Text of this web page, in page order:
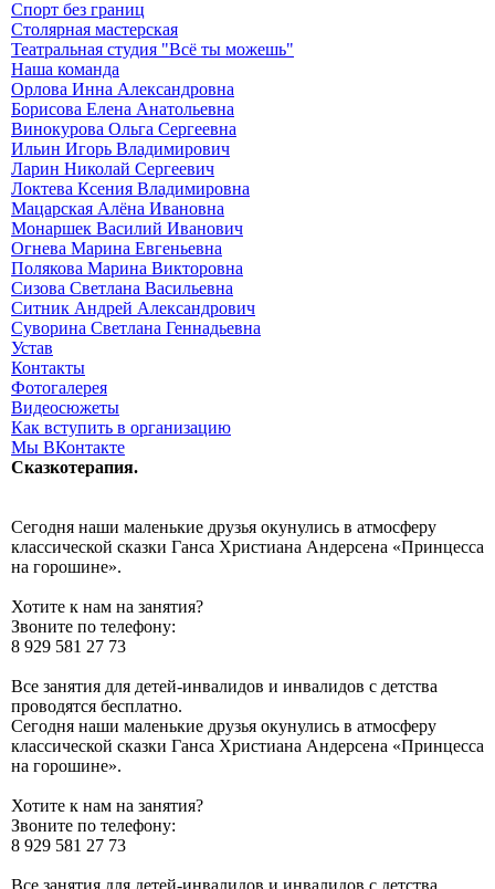
Спорт без границ
Столярная мастерская
Театральная студия "Всё ты можешь"
Наша команда
Орлова Инна Александровна
Борисова Елена Анатольевна
Винокурова Ольга Сергеевна
Ильин Игорь Владимирович
Ларин Николай Сергеевич
Локтева Ксения Владимировна
Мацарская Алёна Ивановна
Монаршек Василий Иванович
Огнева Марина Евгеньевна
Полякова Марина Викторовна
Сизова Светлана Васильевна
Ситник Андрей Александрович
Суворина Светлана Геннадьевна
Устав
Контакты
Фотогалерея
Видеосюжеты
Как вступить в организацию
Мы ВКонтакте
Сказкотерапия.
Сегодня наши маленькие друзья окунулись в атмосферу
классической сказки Ганса Христиана Андерсена «Принцесса
на горошине».
Хотите к нам на занятия?
Звоните по телефону:
8 929 581 27 73
Все занятия для детей-инвалидов и инвалидов с детства
проводятся бесплатно.
Сегодня наши маленькие друзья окунулись в атмосферу
классической сказки Ганса Христиана Андерсена «Принцесса
на горошине».
Хотите к нам на занятия?
Звоните по телефону:
8 929 581 27 73